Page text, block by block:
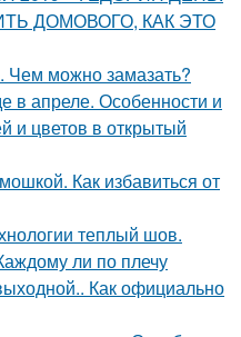
ДОМОВОГО, КАК ЭТО
Чем можно замазать?
в апреле. Особенности и
и цветов в открытый
Как избавиться от
теплый шов.
ли по плечу
Как официально